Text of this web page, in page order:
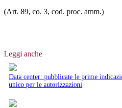
(Art. 89, co. 3, cod. proc. amm.)
Leggi anche
Data center: pubblicate le prime
unico per le autorizzazioni